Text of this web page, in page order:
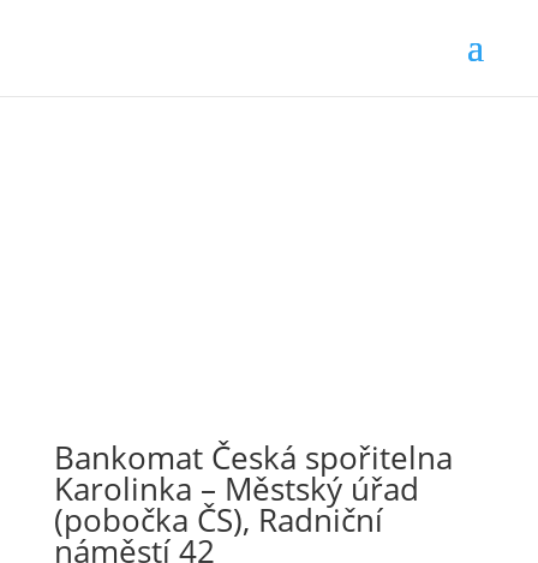
Bankomat Česká spořitelna
Karolinka – Městský úřad
(pobočka ČS), Radniční
náměstí 42